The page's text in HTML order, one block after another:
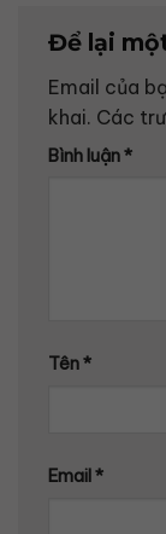
Để lại
Email của
khai. Các
Bình luận*
Tên*
Email*